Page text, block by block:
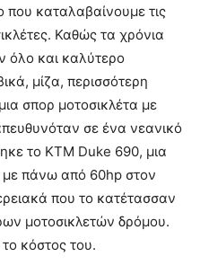
καταλαβαίνουμε τις
Καθώς τα χρόνια
όλο και καλύτερο
μίζα, περισσότερη
σπορ μοτοσικλέτα με
σε ένα νεανικό
το KTM Duke 690, μια
με πάνω από 60hp στον
που το κατέτασσαν
μοτοσικλετών δρόμου.
κόστος του.